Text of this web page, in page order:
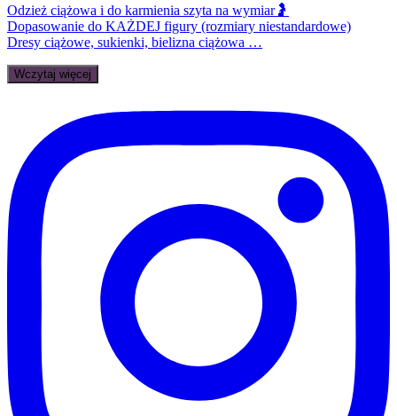
Odzież ciążowa i do karmienia szyta na wymiar🤰
Dopasowanie do KAŻDEJ figury (rozmiary niestandardowe)
Dresy ciążowe, sukienki, bielizna ciążowa …
Wczytaj więcej